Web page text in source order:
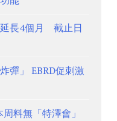
長4個月 截止日
彈」 EBRD促刺激
料無「特澤會」